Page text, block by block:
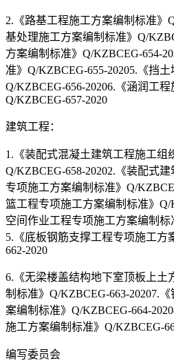
2.《路基工程施工方案编制标准》
基处理施工方案编制标准》Q/
方案编制标准》Q/KZBCEG-654-
准》Q/KZBCEG-655-20205.《挡
Q/KZBCEG-656-20206.《涵润工程
Q/KZBCEG-657-2020
建筑工程：
1.《装配式混凝土建筑工程施工组
Q/KZBCEG-658-20202.《装配式
专项施工方案编制标准》Q/
篮工程专项施工方案编制标准》Q/
空间作业工程专项施工方案编制标
5.《底板钢筋支撑工程专项施工方
662-2020
6.《无梁楼盖结构地下室顶板上土
制标准》Q/KZBCEG-663-20207.
案编制标准》Q/KZBCEG-664-
施工方案编制标准》Q/KZBCEG-
编写委员会